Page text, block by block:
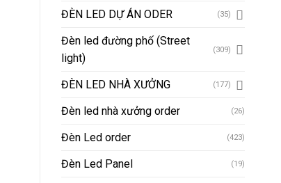
ĐÈN LED DỰ ÁN ODER (35)
Đèn led đường phố (Street
light)
(309)
ĐÈN LED NHÀ XƯỞNG (177)
Đèn led nhà xưởng order (26)
Đèn Led order (423)
Đèn Led Panel (19)